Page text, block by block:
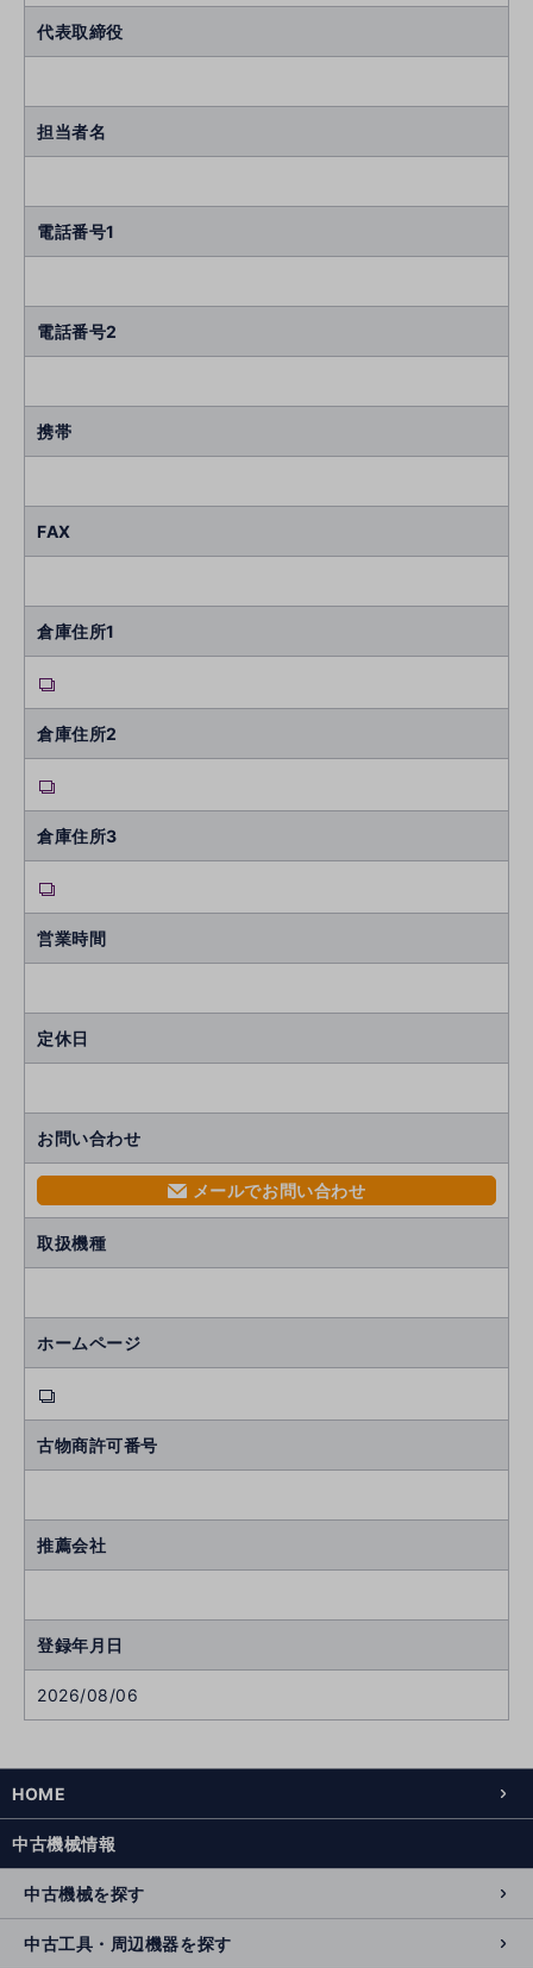
代表取締役
担当者名
電話番号1
電話番号2
携帯
FAX
倉庫住所1
倉庫住所2
倉庫住所3
営業時間
定休日
お問い合わせ
mail メールでお問い合わせ
取扱機種
ホームページ
古物商許可番号
推薦会社
登録年月日
2026/08/06
HOME
中古機械情報
中古機械を探す
中古工具・周辺機器を探す